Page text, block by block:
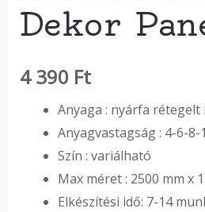
Dekor
4 390 Ft
Anyaga : nyárfa rétegelt
Anyagvastagság : 4-6-8-
Szín : variálható
Max méret : 2500 mm x
Elkészítési idő: 7-14